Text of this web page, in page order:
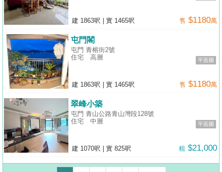
建 1863呎 實 1465呎 售 $1180萬
平面圖
屯門閣
屯門 青榕街2號
住宅
高層
建 1863呎 實 1465呎 售 $1180萬
平面圖
翠峰小築
屯門 青山公路青山灣段128號
住宅
中層
建 1070呎 實 825呎 租 $21,000